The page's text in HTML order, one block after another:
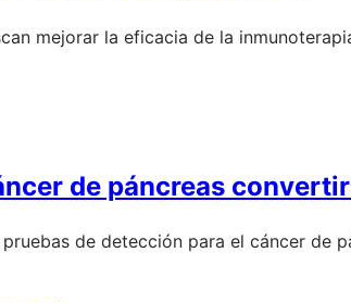
mejorar la eficacia de la
de páncreas
de detección para el cáncer